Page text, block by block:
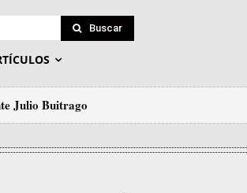
Buscar
Julio Buitrago